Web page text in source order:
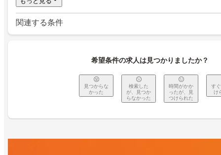
関連する条件
希望条件の求人は見つかりましたか？
見つからな
かった
検索した
が、見つか
らなかった
時間がかか
ったが、見
つけられた
す
け